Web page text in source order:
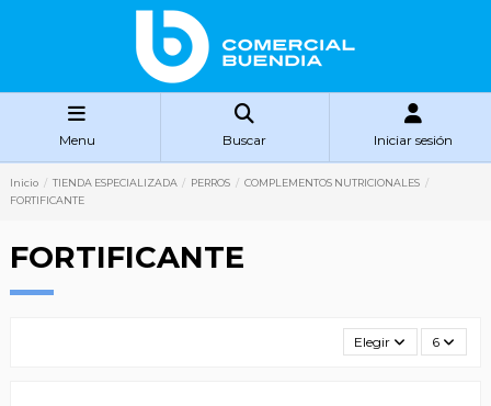
Menu Buscar Iniciar sesión
Inicio TIENDA ESPECIALIZADA PERROS
COMPLEMENTOS NUTRICIONALES
FORTIFICANTE
FORTIFICANTE
Elegir 6